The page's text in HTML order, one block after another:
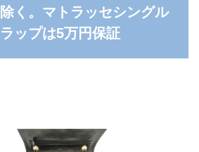
く。マトラッセシングル
ップは5万円保証